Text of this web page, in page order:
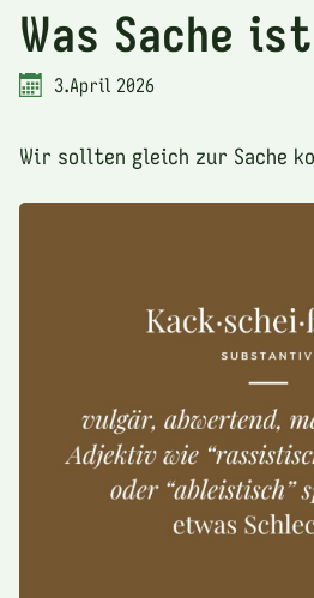
Was Sache ist
3.April 2026
Wir sollten gleich zur Sache